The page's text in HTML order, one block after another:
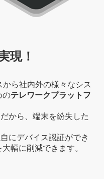
現！
ら社内外の様々なシス
のテレワークプラットフ
から、端末を紛失した
にデバイス認証ができ
幅に削減できます。